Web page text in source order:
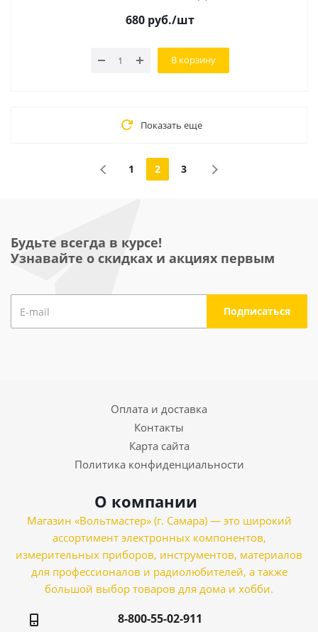
680руб./шт
В корзину
Показать еще
1 2 3
Будьте всегда в курсе!
Узнавайте о скидках и акциях первым
Оплата и доставка
Контакты
Карта сайта
Политика конфиденциальности
О компании
Магазин «Вольтмастер» (г. Самара) — это широкий
ассортимент электронных компонентов,
измерительных приборов, инструментов, материалов
для профессионалов и радиолюбителей, а также
большой выбор товаров для дома и хобби.
8-800-55-02-911